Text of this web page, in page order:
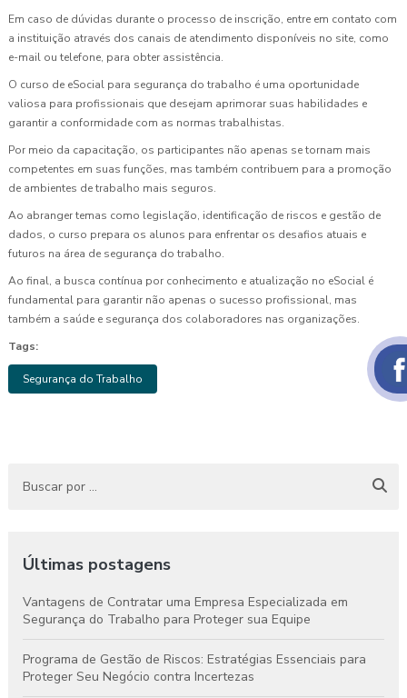
Em caso de dúvidas durante o processo de inscrição, entre em contato com
a instituição através dos canais de atendimento disponíveis no site, como
e-mail ou telefone, para obter assistência.
O curso de eSocial para segurança do trabalho é uma oportunidade
valiosa para profissionais que desejam aprimorar suas habilidades e
garantir a conformidade com as normas trabalhistas.
Por meio da capacitação, os participantes não apenas se tornam mais
competentes em suas funções, mas também contribuem para a promoção
de ambientes de trabalho mais seguros.
Ao abranger temas como legislação, identificação de riscos e gestão de
dados, o curso prepara os alunos para enfrentar os desafios atuais e
futuros na área de segurança do trabalho.
Ao final, a busca contínua por conhecimento e atualização no eSocial é
fundamental para garantir não apenas o sucesso profissional, mas
também a saúde e segurança dos colaboradores nas organizações.
Tags:
Segurança do Trabalho
Últimas postagens
Vantagens de Contratar uma Empresa Especializada em
Segurança do Trabalho para Proteger sua Equipe
Programa de Gestão de Riscos: Estratégias Essenciais para
Proteger Seu Negócio contra Incertezas